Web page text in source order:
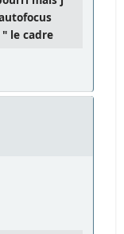
le cadre